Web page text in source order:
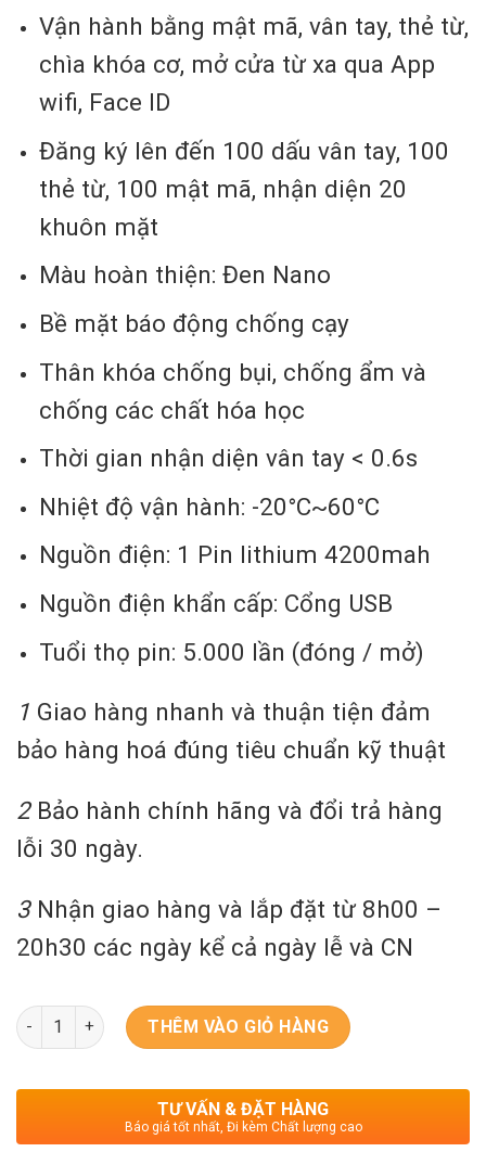
Vận hành bằng mật mã, vân tay, thẻ từ,
chìa khóa cơ, mở cửa từ xa qua App
wifi, Face ID
Đăng ký lên đến 100 dấu vân tay, 100
thẻ từ, 100 mật mã, nhận diện 20
khuôn mặt
Màu hoàn thiện: Đen Nano
Bề mặt báo động chống cạy
Thân khóa chống bụi, chống ẩm và
chống các chất hóa học
Thời gian nhận diện vân tay < 0.6s
Nhiệt độ vận hành: -20°C~60°C
Nguồn điện: 1 Pin lithium 4200mah
Nguồn điện khẩn cấp: Cổng USB
Tuổi thọ pin: 5.000 lần (đóng / mở)
1 Giao hàng nhanh và thuận tiện đảm
bảo hàng hoá đúng tiêu chuẩn kỹ thuật
2 Bảo hành chính hãng và đổi trả hàng
lỗi 30 ngày.
3 Nhận giao hàng và lắp đặt từ 8h00 –
20h30 các ngày kể cả ngày lễ và CN
Khoá Vân Tay Bosch FU30 Plus Coffee Nâu số lượng
THÊM VÀO GIỎ HÀNG
TƯ VẤN & ĐẶT HÀNG
Báo giá tốt nhất, Đi kèm Chất lượng cao